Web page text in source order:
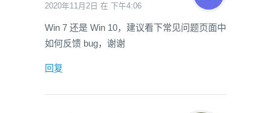
2020年11月2日 在 下午4:06
Win 7 还是 Win 10，建议看下常见问题页面中
如何反馈 bug，谢谢
回复